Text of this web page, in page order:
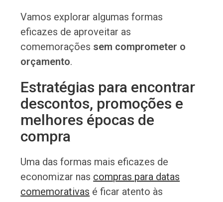
Vamos explorar algumas formas
eficazes de aproveitar as
comemorações sem comprometer o
orçamento.
Estratégias para encontrar
descontos, promoções e
melhores épocas de
compra
Uma das formas mais eficazes de
economizar nas compras para datas
comemorativas é ficar atento às